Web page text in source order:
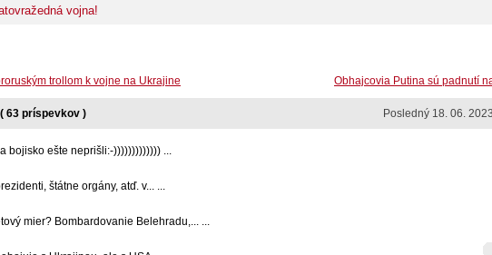
vojna!
Obhajcovia Putina sú padnutí
trollom k vojne na Ukrajine
Posledný 18. 06.
63 príspevkov )
bojisko ešte neprišli:-))))))))))))) ...
štátne orgány, atď. v... ...
mier? Bombardovanie Belehradu,... ...